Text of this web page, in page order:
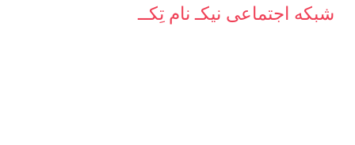
شبکه‌ اجتماعی نیکـ نام تِکــ